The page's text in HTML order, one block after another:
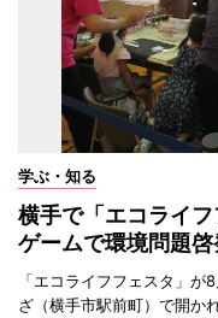
学ぶ・知る
横手で「エコライ
ゲームで環境問題啓
「エコライフフェスタ」
ざ（横手市駅前町）で開かれ